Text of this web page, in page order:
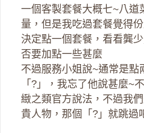
一個客製套餐大概七~八道
量，但是我吃過套餐覺得
決定點一個套餐，看看龔
否要加點一些甚麼
不過服務小姐說~通常是點
「?」，我忘了他說甚麼~
緻之類官方說法，不過我
貴人物，那個「?」就跳過